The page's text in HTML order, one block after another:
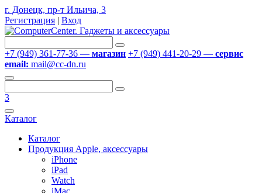
г. Донецк, пр-т Ильича, 3
Регистрация | Вход
+7 (949) 361-77-36 — магазин +7 (949) 441-20-29 — сервис
email: mail@cc-dn.ru
3
Каталог
Каталог
Продукция Apple, аксессуары
iPhone
iPad
Watch
iMac